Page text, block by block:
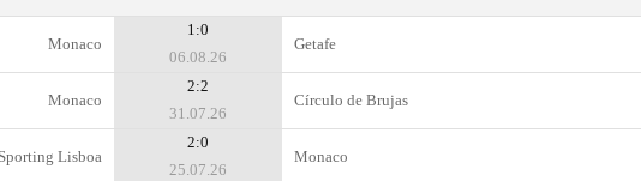
Monaco
1:0
06.08.26
Getafe
Monaco
2:2
31.07.26
Círculo de Brujas
Sporting Lisboa
2:0
25.07.26
Monaco